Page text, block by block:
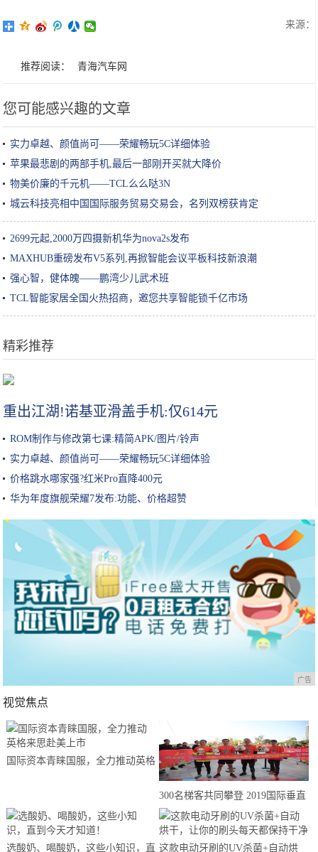
来源：
推荐阅读： 青海汽车网
您可能感兴趣的文章
实力卓越、颜值尚可——荣耀畅玩5C详细体验
苹果最悲剧的两部手机,最后一部刚开买就大降价
物美价廉的千元机——TCL么么哒3N
城云科技亮相中国国际服务贸易交易会，名列双榜获肯定
2699元起,2000万四摄新机华为nova2s发布
MAXHUB重磅发布V5系列,再掀智能会议平板科技新浪潮
强心智，健体魄——鹏湾少儿武术班
TCL智能家居全国火热招商，邀您共享智能锁千亿市场
精彩推荐
重出江湖!诺基亚滑盖手机:仅614元
ROM制作与修改第七课:精简APK/图片/铃声
实力卓越、颜值尚可——荣耀畅玩5C详细体验
价格跳水哪家强?红米Pro直降400元
华为年度旗舰荣耀7发布:功能、价格超赞
广告
视觉焦点
国际资本青睐国服，全力推动英格
300名梯客共同攀登 2019国际垂直
马拉松超级精英赛顺德海骏达中心
站欢乐开跑
选酸奶、喝酸奶，这些小知识，直 这款电动牙刷的UV杀菌+自动烘